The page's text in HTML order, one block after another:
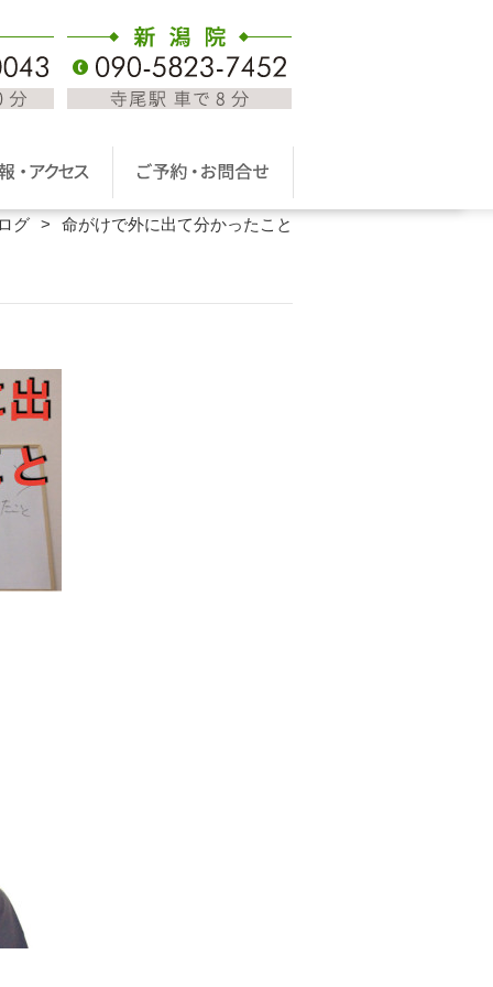
グ 命がけで外に出て分かったこと